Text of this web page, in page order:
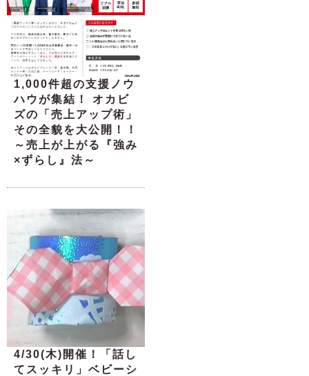
1,000件超の支援ノウ
ハウが集結！ オカビ
ズの「売上アップ術」
その全貌を大公開！！
～売上が上がる『強み
×ずらし』法～
4/30(木)開催！「話し
てスッキリ」ベビーシ